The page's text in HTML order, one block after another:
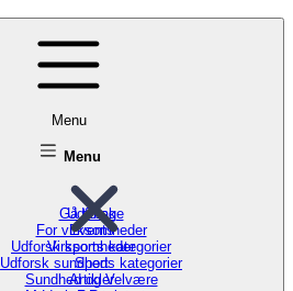
Menu
Menu
Udforsk
Events
Udforsk sports kategorier
Udforsk sundheds kategorier
Artikler
Gå tilbage
For virksomheder
Virksomheder
Sport
Sundhed og Velvære